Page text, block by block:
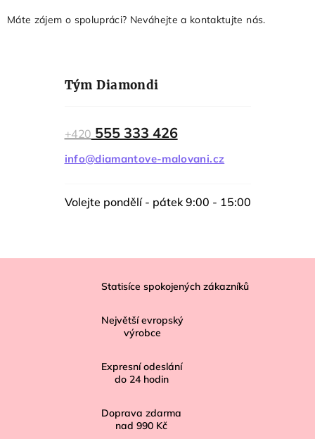
Máte zájem o spolupráci? Neváhejte a kontaktujte nás.
Tým Diamondi
+420 555 333 426
info@diamantove-malovani.cz
Volejte pondělí - pátek 9:00 - 15:00
Statisíce spokojených zákazníků
Největší evropský
výrobce
Expresní odeslání
do 24 hodin
Doprava zdarma
nad 990 Kč